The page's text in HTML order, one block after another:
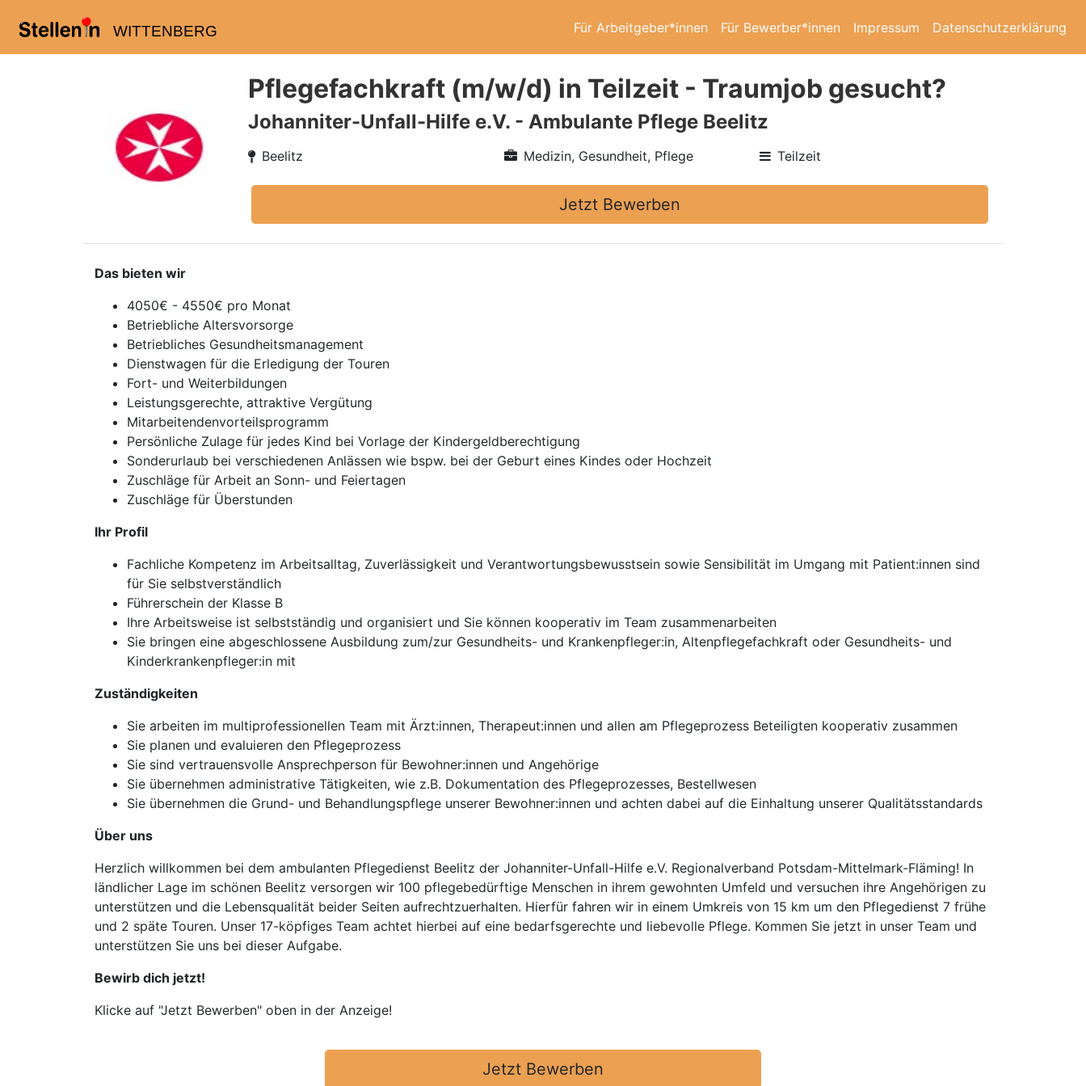
WITTENBERG Für Arbeitgeber*innen Für Bewerber*innen Impressum Datenschutzerklärung
Pflegefachkraft (m/w/d) in Teilzeit - Traumjob gesucht?
Johanniter-Unfall-Hilfe e.V. - Ambulante Pflege Beelitz
Beelitz Medizin, Gesundheit, Pflege Teilzeit
Jetzt Bewerben
Das bieten wir
4050€ - 4550€ pro Monat
Betriebliche Altersvorsorge
Betriebliches Gesundheitsmanagement
Dienstwagen für die Erledigung der Touren
Fort- und Weiterbildungen
Leistungsgerechte, attraktive Vergütung
Mitarbeitendenvorteilsprogramm
Persönliche Zulage für jedes Kind bei Vorlage der Kindergeldberechtigung
Sonderurlaub bei verschiedenen Anlässen wie bspw. bei der Geburt eines Kindes oder Hochzeit
Zuschläge für Arbeit an Sonn- und Feiertagen
Zuschläge für Überstunden
Ihr Profil
Fachliche Kompetenz im Arbeitsalltag, Zuverlässigkeit und Verantwortungsbewusstsein sowie Sensibilität im Umgang mit Patient:innen sind
für Sie selbstverständlich
Führerschein der Klasse B
Ihre Arbeitsweise ist selbstständig und organisiert und Sie können kooperativ im Team zusammenarbeiten
Sie bringen eine abgeschlossene Ausbildung zum/zur Gesundheits- und Krankenpfleger:in, Altenpflegefachkraft oder Gesundheits- und
Kinderkrankenpfleger:in mit
Zuständigkeiten
Sie arbeiten im multiprofessionellen Team mit Ärzt:innen, Therapeut:innen und allen am Pflegeprozess Beteiligten kooperativ zusammen
Sie planen und evaluieren den Pflegeprozess
Sie sind vertrauensvolle Ansprechperson für Bewohner:innen und Angehörige
Sie übernehmen administrative Tätigkeiten, wie z.B. Dokumentation des Pflegeprozesses, Bestellwesen
Sie übernehmen die Grund- und Behandlungspflege unserer Bewohner:innen und achten dabei auf die Einhaltung unserer Qualitätsstandards
Über uns
Herzlich willkommen bei dem ambulanten Pflegedienst Beelitz der Johanniter-Unfall-Hilfe e.V. Regionalverband Potsdam-Mittelmark-Fläming! In
ländlicher Lage im schönen Beelitz versorgen wir 100 pflegebedürftige Menschen in ihrem gewohnten Umfeld und versuchen ihre Angehörigen zu
unterstützen und die Lebensqualität beider Seiten aufrechtzuerhalten. Hierfür fahren wir in einem Umkreis von 15 km um den Pflegedienst 7 frühe
und 2 späte Touren. Unser 17-köpfiges Team achtet hierbei auf eine bedarfsgerechte und liebevolle Pflege. Kommen Sie jetzt in unser Team und
unterstützen Sie uns bei dieser Aufgabe.
Bewirb dich jetzt!
Klicke auf "Jetzt Bewerben" oben in der Anzeige!
Jetzt Bewerben